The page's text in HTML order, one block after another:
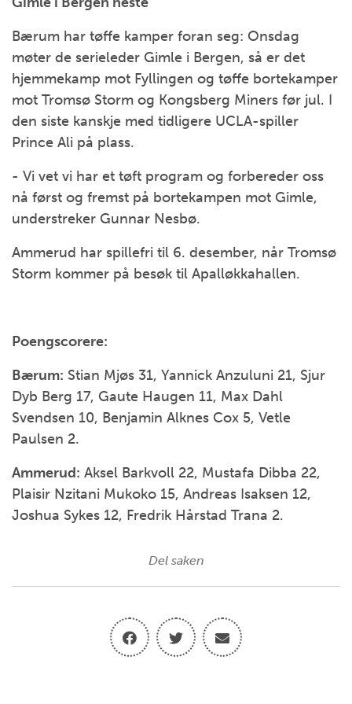
Bærum har tøffe kamper foran seg: Onsdag
møter de serieleder Gimle i Bergen, så er det
hjemmekamp mot Fyllingen og tøffe bortekamper
mot Tromsø Storm og Kongsberg Miners før jul. I
den siste kanskje med tidligere UCLA-spiller
Prince Ali på plass.
- Vi vet vi har et tøft program og forbereder oss
nå først og fremst på bortekampen mot Gimle,
understreker Gunnar Nesbø.
Ammerud har spillefri til 6. desember, når Tromsø
Storm kommer på besøk til Apalløkkahallen.
Poengscorere:
Bærum: Stian Mjøs 31, Yannick Anzuluni 21, Sjur
Dyb Berg 17, Gaute Haugen 11, Max Dahl
Svendsen 10, Benjamin Alknes Cox 5, Vetle
Paulsen 2.
Ammerud: Aksel Barkvoll 22, Mustafa Dibba 22,
Plaisir Nzitani Mukoko 15, Andreas Isaksen 12,
Joshua Sykes 12, Fredrik Hårstad Trana 2.
Del saken